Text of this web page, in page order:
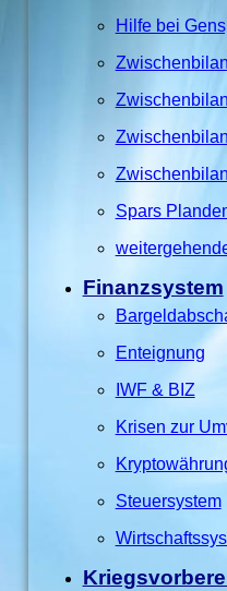
Hilfe bei
Spars
Finanzsystem
Enteignung
IWF & BIZ
Krisen zur
Steuersystem